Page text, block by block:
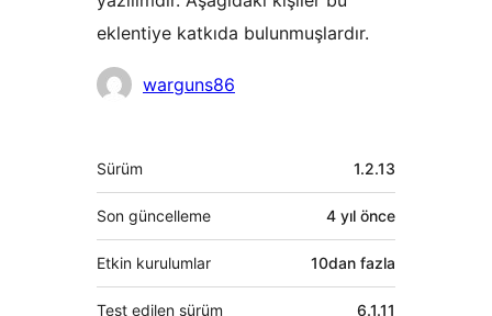
eklentiye katkıda bulunmuşlardır.
Katkıdawarguns86
Meta
Sürüm 1.2.13
Son güncelleme 4 yıl önce
Etkin kurulumlar 10dan fazla
Test edilen sürüm 6.1.11